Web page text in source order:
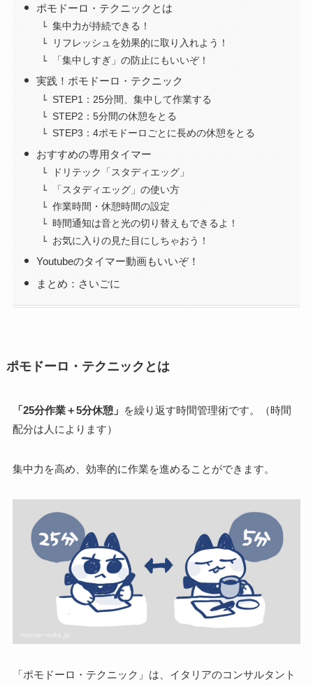
ポモドーロ・テクニックとは
集中力が持続できる！
リフレッシュを効果的に取り入れよう！
「集中しすぎ」の防止にもいいぞ！
実践！ポモドーロ・テクニック
STEP1：25分間、集中して作業する
STEP2：5分間の休憩をとる
STEP3：4ポモドーロごとに長めの休憩をとる
おすすめの専用タイマー
ドリテック「スタディエッグ」
「スタディエッグ」の使い方
作業時間・休憩時間の設定
時間通知は音と光の切り替えもできるよ！
お気に入りの見た目にしちゃおう！
Youtubeのタイマー動画もいいぞ！
まとめ：さいごに
ポモドーロ・テクニックとは
「25分作業＋5分休憩」 を繰り返す時間管理術です。（時間
配分は人によります）
集中力を高め、効率的に作業を進めることができます。
「ポモドーロ・テクニック」は、イタリアのコンサルタント